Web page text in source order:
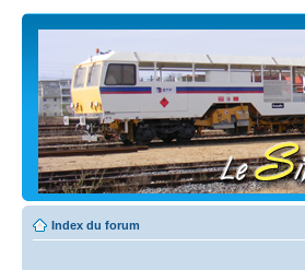
Index du forum